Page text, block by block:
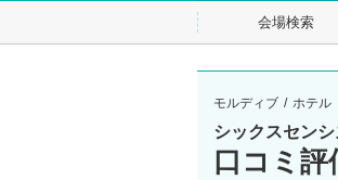
会場検索
モルディブ ホテル
シックスセン
口コミ評